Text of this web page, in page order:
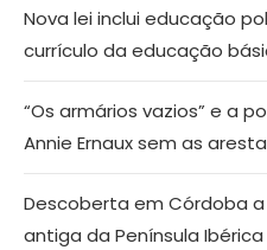
Nova lei inclui educação
currículo da educação
“Os armários vazios” e a
Annie Ernaux sem as
Descoberta em Córdoba
antiga da Península Ibérica